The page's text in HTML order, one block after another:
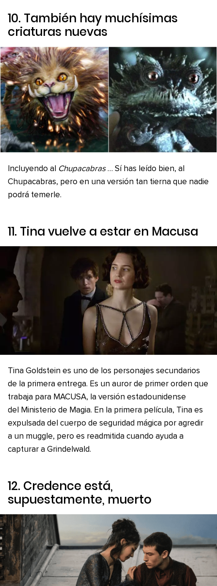
10. También hay muchísimas
criaturas nuevas
Incluyendo al Chupacabras … Sí has leído bien, al
Chupacabras, pero en una versión tan tierna que nadie
podrá temerle.
11. Tina vuelve a estar en Macusa
Tina Goldstein es uno de los personajes secundarios
de la primera entrega. Es un auror de primer orden que
trabaja para MACUSA, la versión estadounidense
del Ministerio de Magia. En la primera película, Tina es
expulsada del cuerpo de seguridad mágica por agredir
a un muggle, pero es readmitida cuando ayuda a
capturar a Grindelwald.
12. Credence está,
supuestamente, muerto